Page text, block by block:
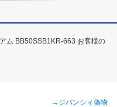
ム BB50SSB1KR-663 お客様の
→ ジバンシィ偽物